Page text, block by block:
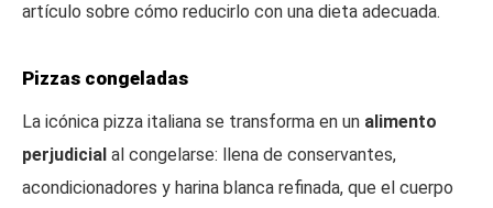
artículo sobre cómo reducirlo con una dieta adecuada.
Pizzas congeladas
La icónica pizza italiana se transforma en un alimento
perjudicial al congelarse: llena de conservantes,
acondicionadores y harina blanca refinada, que el cuerpo